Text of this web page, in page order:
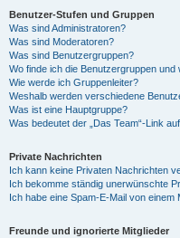
Benutzer-Stufen und Gruppen
Was sind Administratoren?
Was sind Moderatoren?
Was sind Benutzergruppen?
Wo finde ich die Benutzergruppen und
Wie werde ich Gruppenleiter?
Weshalb werden verschiedene
Was ist eine Hauptgruppe?
Was bedeutet der „Das Team“-Link
Private Nachrichten
Ich kann keine Privaten Nachrichten
Ich bekomme ständig unerwünschte
Ich habe eine Spam-E-Mail von
Freunde und ignorierte Mitglieder